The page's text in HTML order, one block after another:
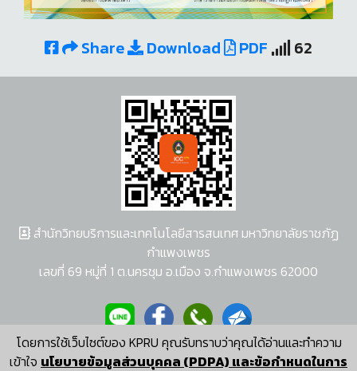
Share Download PDF 62
โดยการใช้เว็บไซต์ของ KPRU คุณรับทราบว่าคุณได้อ่านและทำความ
เข้าใจ นโยบายข้อมูลส่วนบุคคล (PDPA) และข้อกำหนดในการ
สำนักวิทยบริการและเทคโนโลยีสารสนเทศ มหาวิทยาลัยราชภัฏ
กำแพงเพชร
เลขที่ 69 หมู่ที่ 1 ต.นครชุม อ.เมือง จ.กำแพงเพชร 62000
ผู้พัฒนาระบบ อนุชา พวงผกา